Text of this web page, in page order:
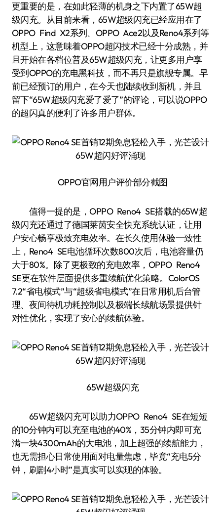
更重要的是，在如此轻薄的机身之下内置了65W超
级闪充。从目前来看，65W超级闪充已经应用在了
OPPO Find X2系列、OPPO Ace2以及Reno4系列等
机型上，这意味着OPPO超闪技术已经十分成熟，并
且开始在各档位普及65W超级闪充，让更多用户享
受到OPPO的充电黑科技，而不再只是旗舰专属。早
前已经预订的用户，在今天也陆续收到新机，并且
留下“65W超级闪充爱了爱了”的评论，可以说OPPO
的超闪真的便利了许多用户群体。
OPPO官网用户评价部分截图
值得一提的是，OPPO Reno4 SE搭载的65W超
级闪充还通过了德国莱茵安全快充系统认证，让用
户安心畅享极致充电效率。在长久使用体验一致性
上，Reno4 SE电池循环次数800次后，电池容量仍
大于80%。除了更极致的充电效率，OPPO Reno4
SE更在软件层面提供多重续航优化策略。ColorOS
7.2“省电模式”与“超级省电模式”在日常用机后台管
理、夜间待机功耗控制以及极端长续航场景提供针
对性优化，实现了安心的续航体验。
65W超级闪充
65W超级闪充可以助力OPPO Reno4 SE在短短
的10分钟内可以充至电池的40%，35分钟内即可充
满一块4300mAh的大电池，加上超强的续航能力，
也无需担心日常使用面对电量焦虑，毕竟“充电5分
钟，刷剧4小时”是真实可以实现的体验。